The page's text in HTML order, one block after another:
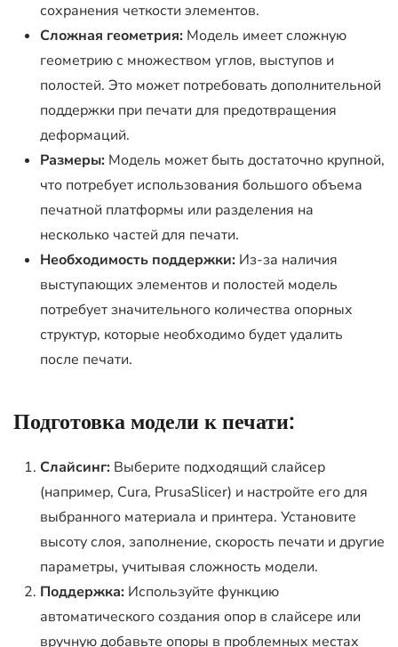
сохранения четкости элементов.
Сложная геометрия: Модель имеет сложную
геометрию с множеством углов, выступов и
полостей. Это может потребовать дополнительной
поддержки при печати для предотвращения
деформаций.
Размеры: Модель может быть достаточно крупной,
что потребует использования большого объема
печатной платформы или разделения на
несколько частей для печати.
Необходимость поддержки: Из-за наличия
выступающих элементов и полостей модель
потребует значительного количества опорных
структур, которые необходимо будет удалить
после печати.
Подготовка модели к печати:
Слайсинг: Выберите подходящий слайсер
(например, Cura, PrusaSlicer) и настройте его для
выбранного материала и принтера. Установите
высоту слоя, заполнение, скорость печати и другие
параметры, учитывая сложность модели.
Поддержка: Используйте функцию
автоматического создания опор в слайсере или
вручную добавьте опоры в проблемных местах